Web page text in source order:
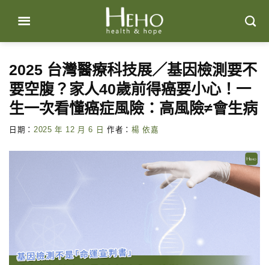
content
2025 台灣醫療科技展／基因檢測要不
要空腹？家人40歲前得癌要小心！一
生一次看懂癌症風險：高風險≠會生病
日期： 2025 年 12 月 6 日 作者： 楊 依嘉